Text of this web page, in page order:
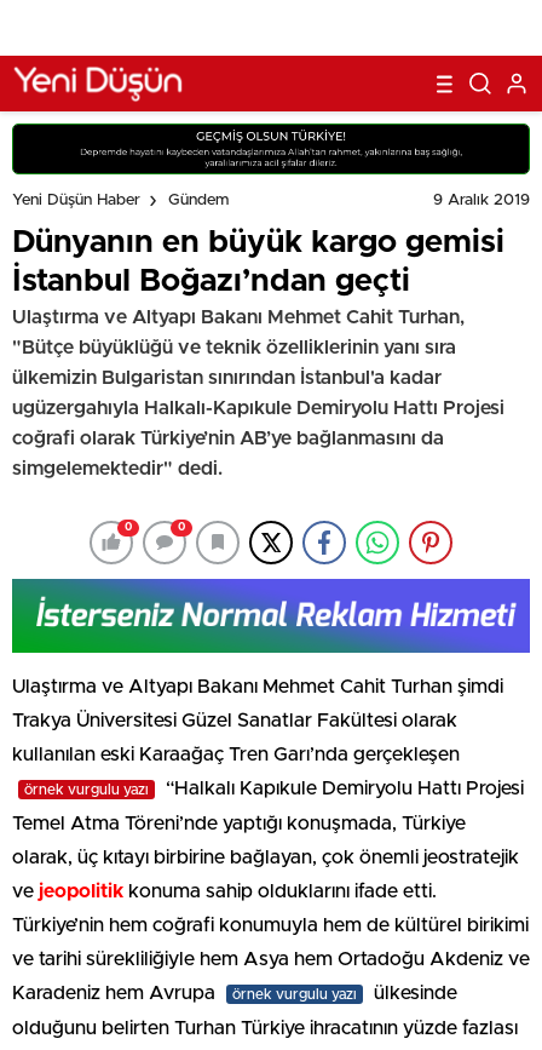
Yeni Düşün Haber Gündem 9 Aralık 2019
Dünyanın en büyük kargo gemisi
İstanbul Boğazı’ndan geçti
Ulaştırma ve Altyapı Bakanı Mehmet Cahit Turhan,
"Bütçe büyüklüğü ve teknik özelliklerinin yanı sıra
ülkemizin Bulgaristan sınırından İstanbul'a kadar
ugüzergahıyla Halkalı-Kapıkule Demiryolu Hattı Projesi
coğrafi olarak Türkiye’nin AB’ye bağlanmasını da
simgelemektedir" dedi.
0 0
Ulaştırma ve Altyapı Bakanı Mehmet Cahit Turhan şimdi
Trakya Üniversitesi Güzel Sanatlar Fakültesi olarak
kullanılan eski Karaağaç Tren Garı’nda gerçekleşen
örnek vurgulu yazı
“Halkalı Kapıkule Demiryolu Hattı Projesi
Temel Atma Töreni’nde yaptığı konuşmada, Türkiye
olarak, üç kıtayı birbirine bağlayan, çok önemli jeostratejik
ve jeopolitik konuma sahip olduklarını ifade etti.
Türkiye’nin hem coğrafi konumuyla hem de kültürel birikimi
ve tarihi sürekliliğiyle hem Asya hem Ortadoğu Akdeniz ve
Karadeniz hem Avrupa
örnek vurgulu yazı
ülkesinde
olduğunu belirten Turhan Türkiye ihracatının yüzde fazlası